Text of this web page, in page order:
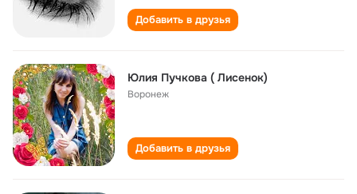
Добавить в друзья
Юлия Пучкова ( Лисенок)
Воронеж
Добавить в друзья